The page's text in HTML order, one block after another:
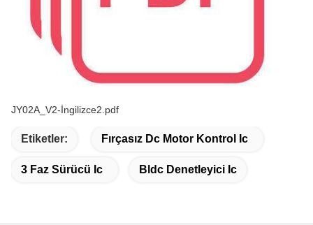
JY02A_V2-İngilizce2.pdf
Etiketler: Fırçasız Dc Motor Kontrol Ic
3 Faz Sürücü Ic Bldc Denetleyici Ic